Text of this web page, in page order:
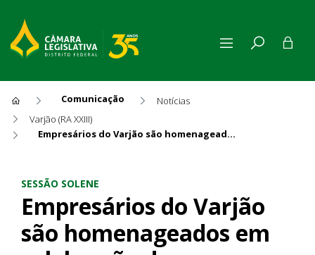
Comunicação
Notícias
Varjão (RA XXIII)
Empresários do Varjão são homenageados em celebração do aniversário da cidade
SESSÃO SOLENE
Empresários do Varjão
são homenageados em